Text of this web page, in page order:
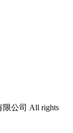
限公司 All rights